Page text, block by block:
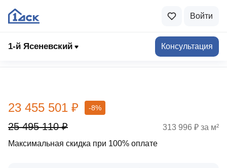
Войти
1-й Ясеневский Консультация
Выбрать квартиру
25 495 110 ₽
23 455 501 ₽ -8%
Максимальная скидка при 100% оплате
313 996 ₽ за м²